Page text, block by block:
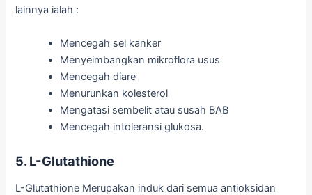
lainnya ialah :
Mencegah sel kanker
Menyeimbangkan mikroflora usus
Mencegah diare
Menurunkan kolesterol
Mengatasi sembelit atau susah BAB
Mencegah intoleransi glukosa.
5. L-Glutathione
L-Glutathione Merupakan induk dari semua antioksidan